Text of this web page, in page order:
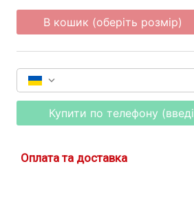
В кошик (оберіть розмір)
Купити по телефону
Оплата та доставка